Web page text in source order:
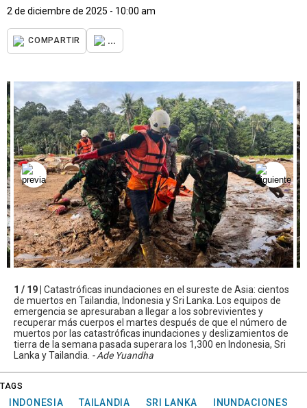
2 de diciembre de 2025 - 10:00 am
COMPARTIR ...
1 / 19 | Catastróficas inundaciones en el sureste de Asia: cientos
de muertos en Tailandia, Indonesia y Sri Lanka. Los equipos de
emergencia se apresuraban a llegar a los sobrevivientes y
recuperar más cuerpos el martes después de que el número de
muertos por las catastróficas inundaciones y deslizamientos de
tierra de la semana pasada superara los 1,300 en Indonesia, Sri
Lanka y Tailandia. - Ade Yuandha
TAGS
INDONESIA TAILANDIA SRI LANKA
INUNDACIONES